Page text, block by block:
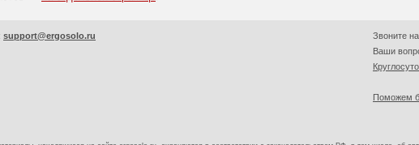
support@ergosolo.ru Звоните
Ваши
Поможем